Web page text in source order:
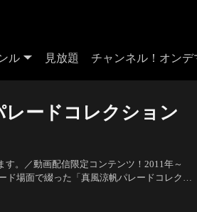
ル 見放題 チャンネル！オンデ
レードコレクション
。／動画配信限定コンテンツ！2011年～
ド場面で綴った「真風涼帆パレードコレクシ